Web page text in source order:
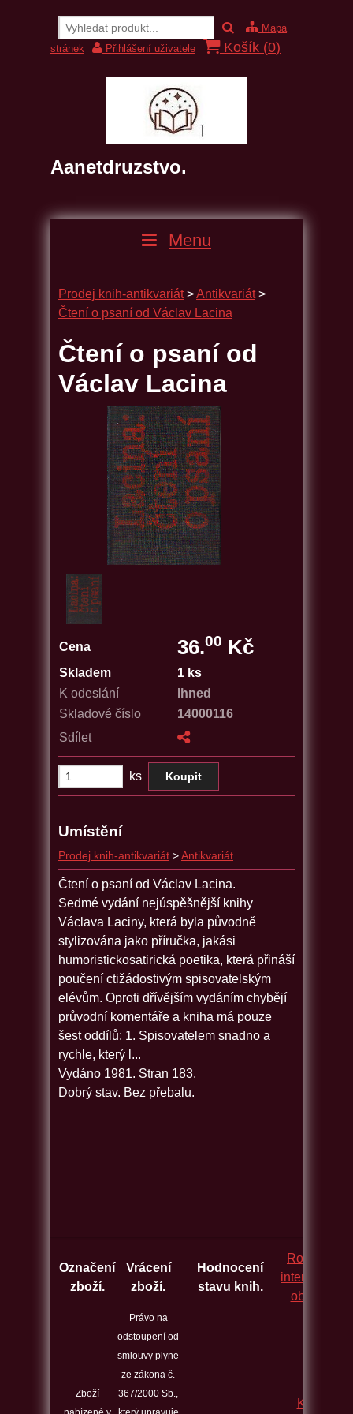
Mapa
stránek
Přihlášení uživatele Košík (0)
Aanetdruzstvo.
Menu
Prodej knih-antikvariát >Antikvariát >
Čtení o psaní od Václav Lacina
Čtení o psaní od
Václav Lacina
Cena 36.00 Kč
Skladem
1 ks
K odeslání
Ihned
Skladové číslo
14000116
Sdílet
ks
Umístění
Prodej knih-antikvariát > Antikvariát
Čtení o psaní od Václav Lacina.
Sedmé vydání nejúspěšnější knihy
Václava Laciny, která byla původně
stylizována jako příručka, jakási
humoristickosatirická poetika, která přináší
poučení ctižádostivým spisovatelským
elévům. Oproti dřívějším vydáním chybějí
průvodní komentáře a kniha má pouze
šest oddílů: 1. Spisovatelem snadno a
rychle, který l...
Vydáno 1981. Stran 183.
Dobrý stav. Bez přebalu.
Označení
zboží.
Vrácení
zboží.
Hodnocení
stavu knih.
Rozcestník
obchodů.
Zboží
Právo na
odstoupení od
smlouvy plyne
ze zákona č.
367/2000 Sb.,
Kontakt